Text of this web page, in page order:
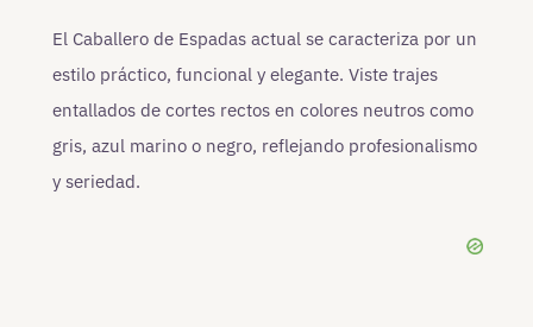
El Caballero de Espadas actual se caracteriza por un
estilo práctico, funcional y elegante. Viste trajes
entallados de cortes rectos en colores neutros como
gris, azul marino o negro, reflejando profesionalismo
y seriedad.